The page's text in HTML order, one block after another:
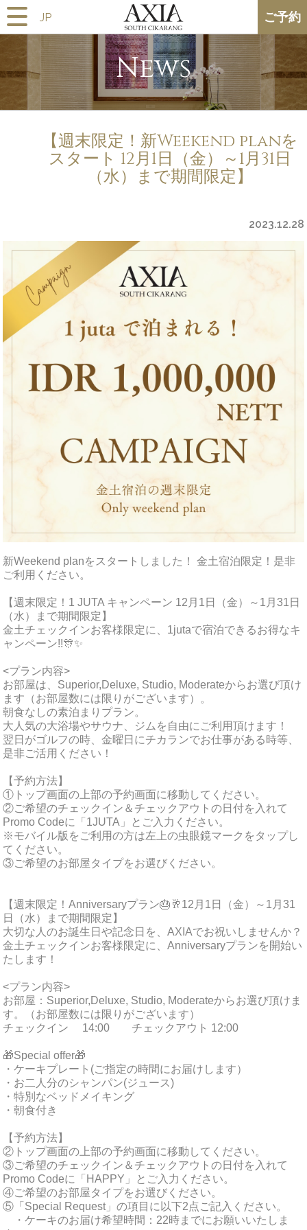
ご予約
News
【週末限定！新Weekend planを
スタート 12月1日（金）～1月31日
（水）まで期間限定】
2023.12.28
新Weekend planをスタートしました！ 金土宿泊限定！是非
ご利用ください。
【週末限定！1 JUTA キャンペーン 12月1日（金）～1月31日
（水）まで期間限定】
金土チェックインお客様限定に、1jutaで宿泊できるお得なキ
ャンペーン!!🎊✨
<プラン内容>
お部屋は、Superior,Deluxe, Studio, Moderateからお選び頂け
ます（お部屋数には限りがございます）。
朝食なしの素泊まりプラン。
大人気の大浴場やサウナ、ジムを自由にご利用頂けます！
翌日がゴルフの時、金曜日にチカランでお仕事がある時等、
是非ご活用ください！
【予約方法】
①トップ画面の上部の予約画面に移動してください。
②ご希望のチェックイン＆チェックアウトの日付を入れて
Promo Codeに「1JUTA」とご入力ください。
※モバイル版をご利用の方は左上の虫眼鏡マークをタップし
てください。
③ご希望のお部屋タイプをお選びください。
【週末限定！Anniversaryプラン🎂🥂12月1日（金）～1月31
日（水）まで期間限定】
大切な人のお誕生日や記念日を、AXIAでお祝いしませんか？
金土チェックインお客様限定に、Anniversaryプランを開始い
たします！
<プラン内容>
お部屋：Superior,Deluxe, Studio, Moderateからお選び頂けま
す。（お部屋数には限りがございます）
チェックイン 14:00 チェックアウト 12:00
🎁Special offer🎁
・ケーキプレート(ご指定の時間にお届けします）
・お二人分のシャンパン(ジュース)
・特別なベッドメイキング
・朝食付き
【予約方法】
②トップ画面の上部の予約画面に移動してください。
③ご希望のチェックイン＆チェックアウトの日付を入れて
Promo Codeに「HAPPY」とご入力ください。
④ご希望のお部屋タイプをお選びください。
⑤「Special Request」の項目に以下2点ご記入ください。
・ケーキのお届け希望時間：22時までにお願いいたしま